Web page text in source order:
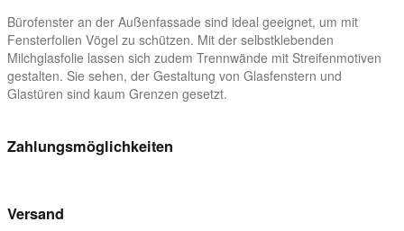
Bürofenster an der Außenfassade sind ideal geeignet, um mit
Fensterfolien Vögel zu schützen. Mit der selbstklebenden
Milchglasfolie lassen sich zudem Trennwände mit Streifenmotiven
gestalten. Sie sehen, der Gestaltung von Glasfenstern und
Glastüren sind kaum Grenzen gesetzt.
Zahlungsmöglichkeiten
Versand